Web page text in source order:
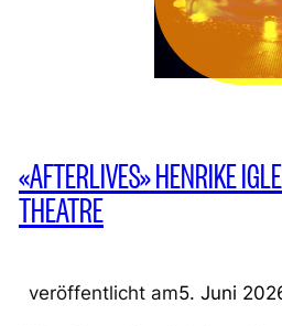
«AFTERLIVES» HENRIKE
THEATRE
veröffentlicht am5. Juni